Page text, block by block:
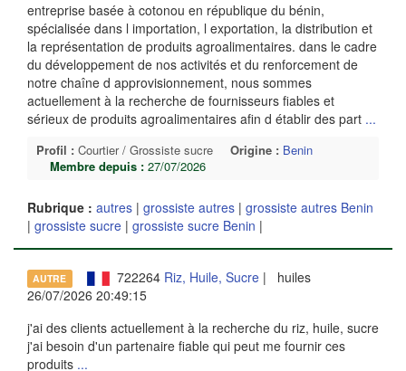
entreprise basée à cotonou en république du bénin,
spécialisée dans l importation, l exportation, la distribution et
la représentation de produits agroalimentaires. dans le cadre
du développement de nos activités et du renforcement de
notre chaîne d approvisionnement, nous sommes
actuellement à la recherche de fournisseurs fiables et
sérieux de produits agroalimentaires afin d établir des part ...
Profil : Courtier / Grossiste sucre Origine : Benin
Membre depuis : 27/07/2026
Rubrique : autres | grossiste autres | grossiste autres Benin
| grossiste sucre | grossiste sucre Benin |
AUTRE 722264 Riz, Huile, Sucre| huiles
26/07/2026 20:49:15
j'ai des clients actuellement à la recherche du riz, huile, sucre
j'ai besoin d'un partenaire fiable qui peut me fournir ces
produits ...